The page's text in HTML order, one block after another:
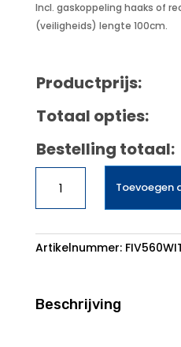
Incl. gaskoppeling haaks of
(veiligheids) lengte 100cm.
Productprijs:
Totaal opties:
Bestelling totaal:
Fornuis
FIV560WIT
aantal
Toevoegen
Artikelnummer:
Beschrijving